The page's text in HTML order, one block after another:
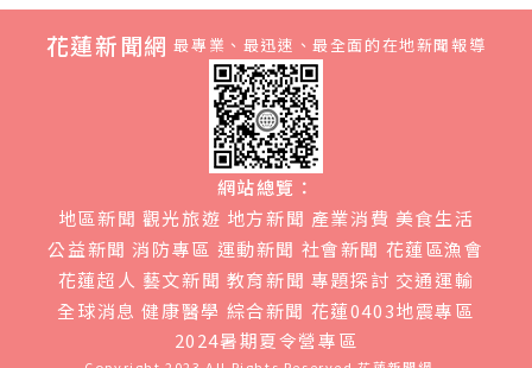
花蓮新聞網 最專業、最迅速、最全面的在地新聞報導
網站總覽：
地區新聞 觀光旅遊 地方新聞 產業消費 美食生活
公益新聞 消防專區 運動新聞 社會新聞 花蓮區漁會
花蓮超人 藝文新聞 教育新聞 專題探討 交通運輸
全球消息 健康醫學 綜合新聞 花蓮0403地震專區
2024暑期夏令營專區